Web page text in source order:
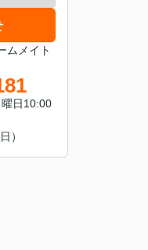
ムメイト
日10:00
）